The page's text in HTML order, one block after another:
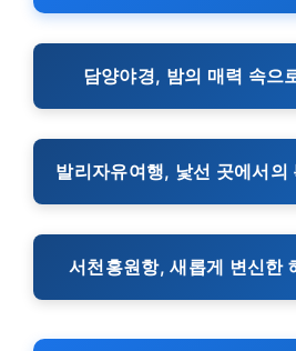
담양야경, 밤의 매력 속으
발리자유여행, 낯선 곳에서의
서천홍원항, 새롭게 변신한